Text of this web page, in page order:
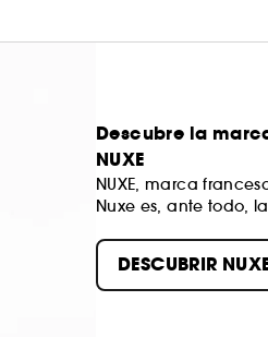
Descubre la
NUXE
NUXE, marca
Nuxe es, ante todo,
DESCUBRIR